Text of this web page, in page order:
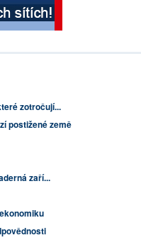
zotročují...
postižené země
zaří...